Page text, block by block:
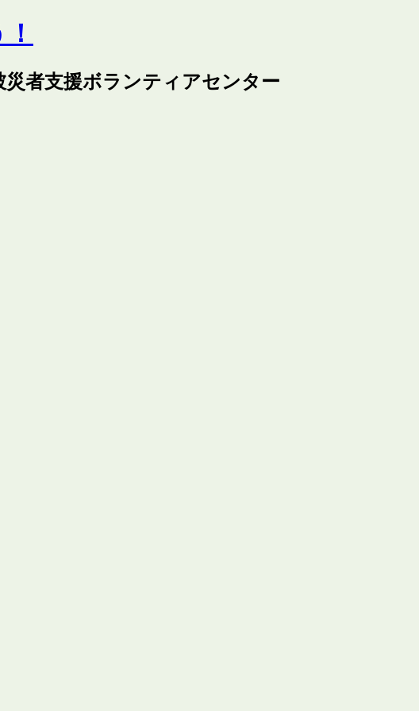
者支援ボランティアセンター